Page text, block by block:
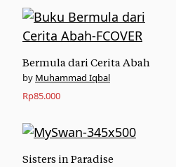
Bermula dari Cerita Abah
Muhammad Iqbal
Rp85.000
Sisters in Paradise